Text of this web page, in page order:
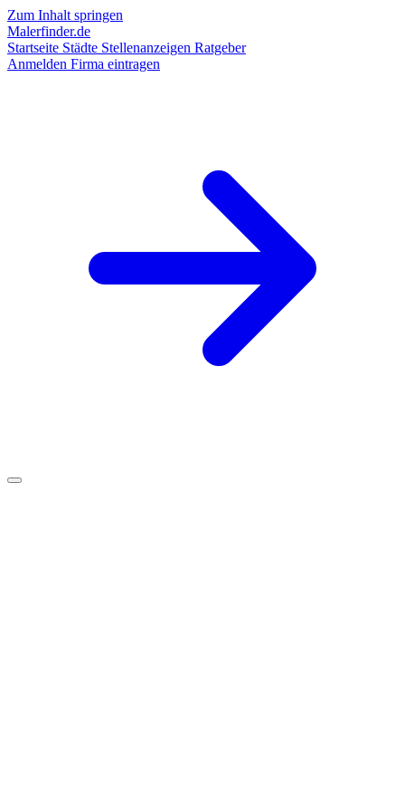
Zum Inhalt springen
Malerfinder.de
Startseite Städte Stellenanzeigen Ratgeber
Anmelden Firma eintragen